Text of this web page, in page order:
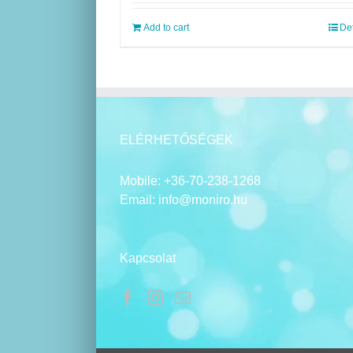
7
Add to cart
ELÉRHETŐSÉGEK
Mobile: +36-70-238-1268
Email: info@moniro.hu
Kapcsolat